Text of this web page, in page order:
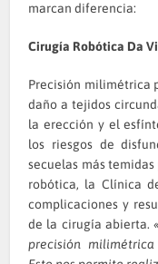
marcan diferencia:
Cirugía Robótica Da
Precisión milimétrica
daño a tejidos
la erección y el
los riesgos de
secuelas más
robótica, la Clínica
complicaciones y
de la cirugía abierta.
precisión